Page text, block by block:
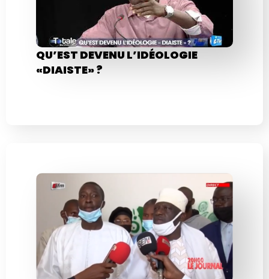
QU’EST DEVENU L’IDÉOLOGIE
«DIAISTE» ?